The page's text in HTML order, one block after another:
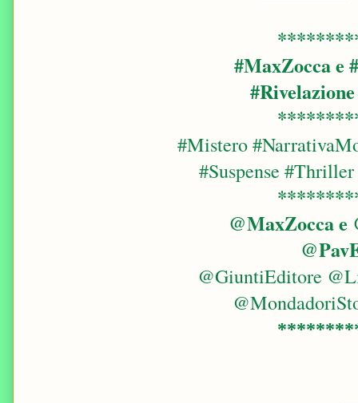
#MaxZocca
#Mistero
#Suspense
@MaxZocca
@GiuntiEditore